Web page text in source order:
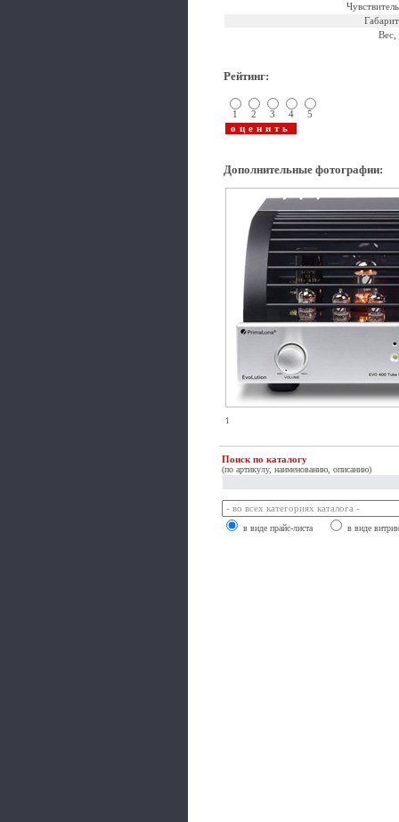
Вес,
Рейтинг:
1 2 3 4 5
Дополнительные фотографии:
1
Поиск по каталогу
(по артикулу, наименованию, описанию)
в виде прайс-листа в виде